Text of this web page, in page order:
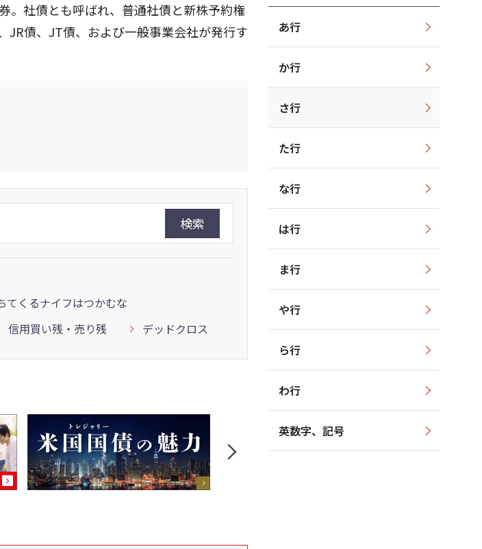
。社債とも呼ばれ、普通社債と新株予約権
JR債、JT債、および一般事業会社が発行す
検索
てくるナイフはつかむな
信用買い残・売り残 デッドクロス
あ行
か行
さ行
た行
な行
は行
ま行
や行
ら行
わ行
英数字、記号